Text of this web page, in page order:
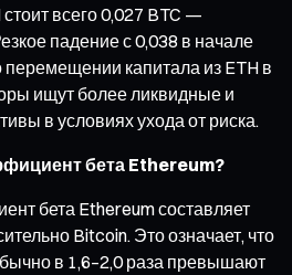
всего 0,027 BTC —
падение с 0,038 в начале
перемещении капитала из ETH в
ищут более ликвидные и
в условиях ухода от риска.
бета Ethereum?
бета Ethereum составляет
Bitcoin. Это означает, что
в 1,6–2,0 раза превышают